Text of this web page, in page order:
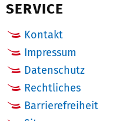
SERVICE
Kontakt
Impressum
Datenschutz
Rechtliches
Barrierefreiheit